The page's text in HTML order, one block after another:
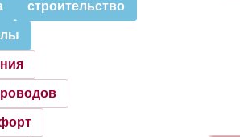
строительство